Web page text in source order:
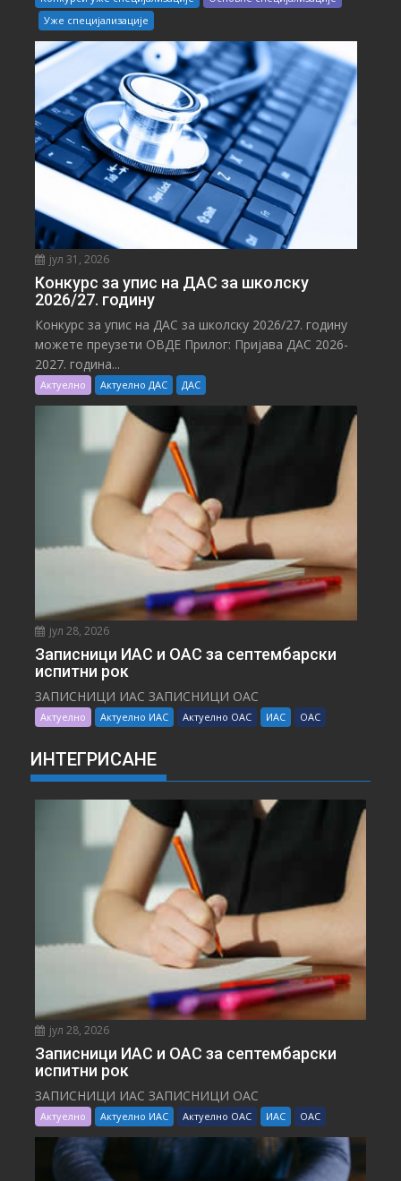
Уже специјализације
јул 31, 2026
Конкурс за упис на ДАС за школску
2026/27. годину
Конкурс за упис на ДАС за школску 2026/27. годину
можете преузети ОВДЕ Прилог: Пријава ДАС 2026-
2027. година...
Актуелно Актуелно ДАС ДАС
јул 28, 2026
Записници ИАС и ОАС за септембарски
испитни рок
ЗАПИСНИЦИ ИАС ЗАПИСНИЦИ ОАС
Актуелно Актуелно ИАС Актуелно ОАС ИАС ОАС
ИНТЕГРИСАНЕ
јул 28, 2026
Записници ИАС и ОАС за септембарски
испитни рок
ЗАПИСНИЦИ ИАС ЗАПИСНИЦИ ОАС
Актуелно Актуелно ИАС Актуелно ОАС ИАС ОАС